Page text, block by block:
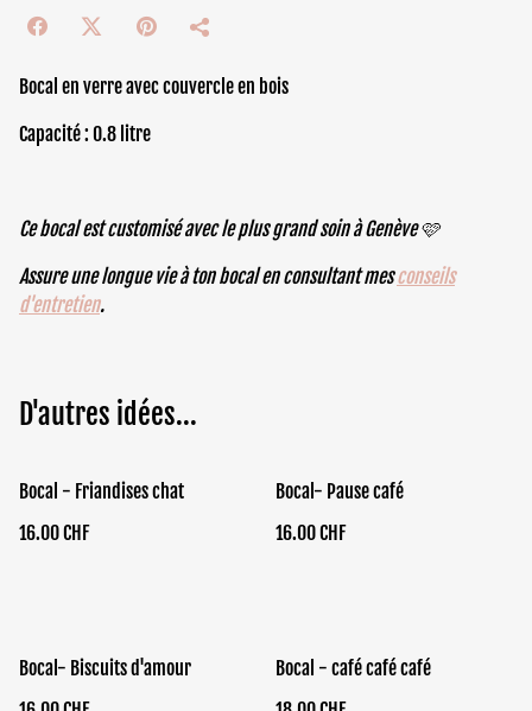
Bocal en verre avec couvercle en bois
Capacité : 0.8 litre
Ce bocal est customisé avec le plus grand soin à Genève 🩷
Assure une longue vie à ton bocal en consultant mesconseils
d'entretien.
D'autres idées...
Bocal - Friandises chat
16.00 CHF
Bocal- Pause café
16.00 CHF
Bocal- Biscuits d'amour
Bocal - café café café